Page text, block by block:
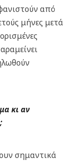
από
μήνες μετά
κι αν
σημαντικά